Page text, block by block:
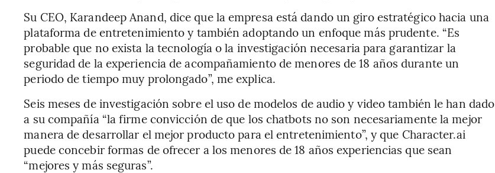
Su CEO, Karandeep Anand, dice que la empresa está dando un giro estratégico hacia una
plataforma de entretenimiento y también adoptando un enfoque más prudente. “Es
probable que no exista la tecnología o la investigación necesaria para garantizar la
seguridad de la experiencia de acompañamiento de menores de 18 años durante un
periodo de tiempo muy prolongado”, me explica.
Seis meses de investigación sobre el uso de modelos de audio y video también le han dado
a su compañía “la firme convicción de que los chatbots no son necesariamente la mejor
manera de desarrollar el mejor producto para el entretenimiento”, y que Character.ai
puede concebir formas de ofrecer a los menores de 18 años experiencias que sean
“mejores y más seguras”.